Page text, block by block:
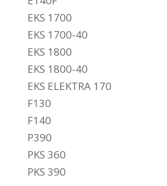
EKS 1700
EKS 1700-40
EKS 1800
EKS 1800-40
EKS ELEKTRA 170
F130
F140
P390
PKS 360
PKS 390